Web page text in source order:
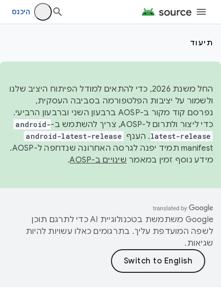
היכנס
תיעוד
החל משנת 2026, כדי להתאים למודל הפיתוח היציב שלנו
ולשמור על יציבות הפלטפורמה בסביבה העסקית,
נפרסם קוד מקור ב-AOSP ברבעון השני וברבעון הרביעי.
כדי ליצור ולתרום ל-AOSP, צריך להשתמש ב-
android-
latest-release. הענף android-latest-release
manifest תמיד יפנה לגרסה האחרונה שנדחפה ל-AOSP.
מידע נוסף זמין במאמר שינויים ב-AOSP .
‫Google משתמשת בטכנולוגיית AI כדי לתרגם תוכן
לשפה המועדפת עליך. בתרגומים כאלו עשויות להיות
שגיאות.